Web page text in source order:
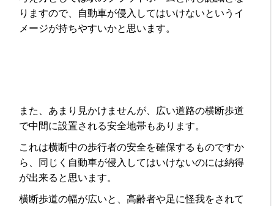
りますので、自動車が侵入してはいけないというイ
メージが持ちやすいかと思います。
また、あまり見かけませんが、広い道路の横断歩道
で中間に設置される安全地帯もあります。
これは横断中の歩行者の安全を確保するものですか
ら、同じく自動車が侵入してはいけないのには納得
が出来ると思います。
横断歩道の幅が広いと、高齢者や足に怪我をされて